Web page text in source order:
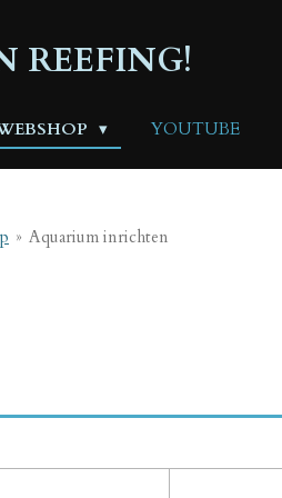
REEFING!
YOUTUBE
» Aquarium inrichten